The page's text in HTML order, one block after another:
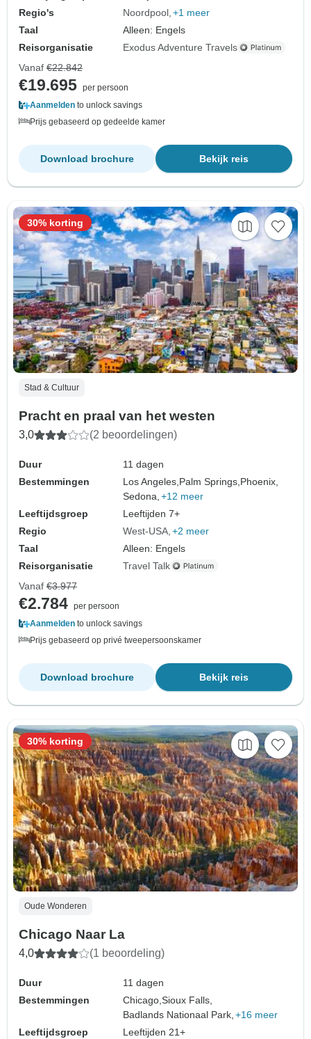
Regio's
Noordpool +1 meer
Taal
Alleen: Engels
Reisorganisatie
Exodus Adventure Travels
Vanaf €22.842
€19.695 per persoon
Aanmelden to unlock savings
Prijs gebaseerd op gedeelde kamer
Bekijk reis
Download brochure
Stad & Cultuur
Pracht en praal van het westen
3,0 (2 beoordelingen)
Duur
11 dagen
Bestemmingen
Los Angeles, Palm Springs, Phoenix,
Sedona, +12 meer
Leeftijdsgroep
Leeftijden 7+
Regio
West-USA +2 meer
Taal
Alleen: Engels
Reisorganisatie
Travel Talk
30% korting
Vanaf €3.977
€2.784 per persoon
Aanmelden to unlock savings
Prijs gebaseerd op privé tweepersoonskamer
Bekijk reis
Download brochure
Oude Wonderen
Chicago Naar La
4,0 (1 beoordeling)
Duur
11 dagen
Bestemmingen
Chicago,Sioux Falls,
Badlands Nationaal Park, +16 meer
Leeftijdsgroep
Leeftijden 21+
30% korting